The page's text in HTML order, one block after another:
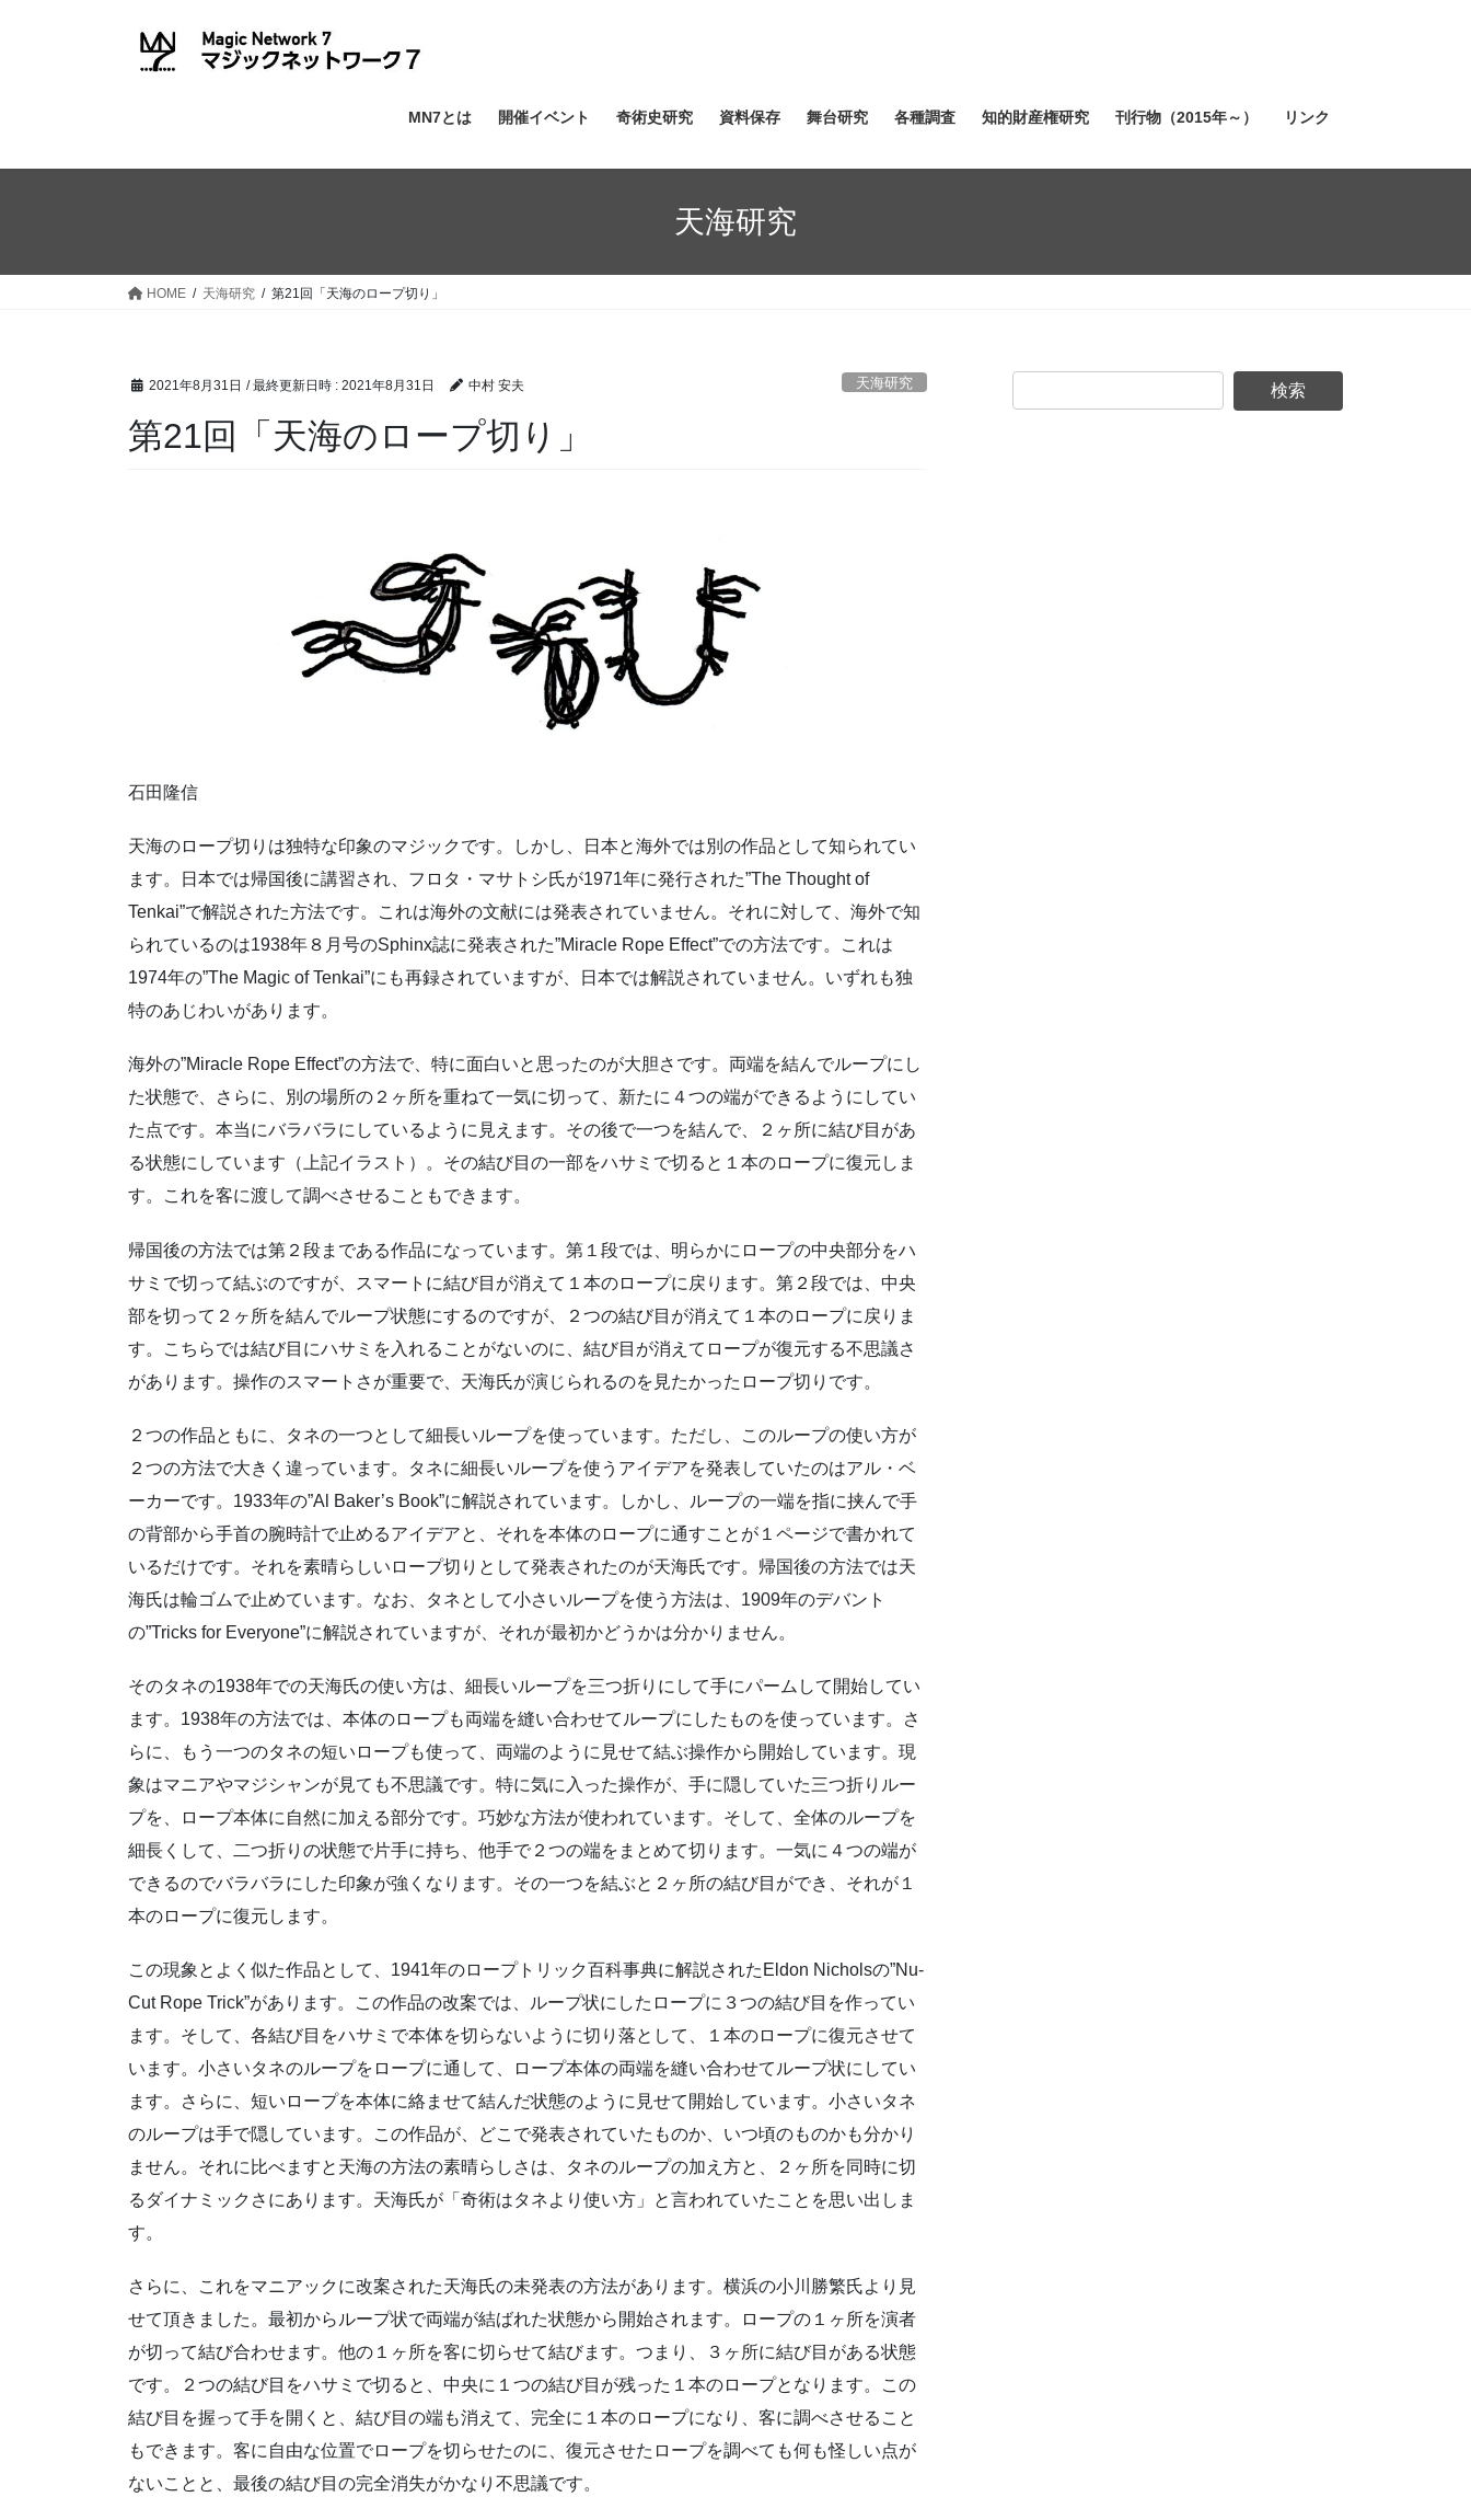
ス
ン
MN7とは 開催イベント 奇術史研究 資料保存 舞台研究 各種調査 知的財産権研究 刊行物（2015年～） リンク
天海研究
HOME 天海研究 第21回「天海のロープ切り」
2021年8月31日 / 最終更新日時 : 2021年8月31日 中村 安夫 天海研究
第21回「天海のロープ切り」
石田隆信
天海のロープ切りは独特な印象のマジックです。しかし、日本と海外では別の作品として知られてい
ます。日本では帰国後に講習され、フロタ・マサトシ氏が1971年に発行された”The Thought of
Tenkai”で解説された方法です。これは海外の文献には発表されていません。それに対して、海外で知
られているのは1938年８月号のSphinx誌に発表された”Miracle Rope Effect”での方法です。これは
1974年の”The Magic of Tenkai”にも再録されていますが、日本では解説されていません。いずれも独
特のあじわいがあります。
海外の”Miracle Rope Effect”の方法で、特に面白いと思ったのが大胆さです。両端を結んでループにし
た状態で、さらに、別の場所の２ヶ所を重ねて一気に切って、新たに４つの端ができるようにしてい
た点です。本当にバラバラにしているように見えます。その後で一つを結んで、２ヶ所に結び目があ
る状態にしています（上記イラスト）。その結び目の一部をハサミで切ると１本のロープに復元しま
す。これを客に渡して調べさせることもできます。
帰国後の方法では第２段まである作品になっています。第１段では、明らかにロープの中央部分をハ
サミで切って結ぶのですが、スマートに結び目が消えて１本のロープに戻ります。第２段では、中央
部を切って２ヶ所を結んでループ状態にするのですが、２つの結び目が消えて１本のロープに戻りま
す。こちらでは結び目にハサミを入れることがないのに、結び目が消えてロープが復元する不思議さ
があります。操作のスマートさが重要で、天海氏が演じられるのを見たかったロープ切りです。
２つの作品ともに、タネの一つとして細長いループを使っています。ただし、このループの使い方が
２つの方法で大きく違っています。タネに細長いループを使うアイデアを発表していたのはアル・ベ
ーカーです。1933年の”Al Baker’s Book”に解説されています。しかし、ループの一端を指に挟んで手
の背部から手首の腕時計で止めるアイデアと、それを本体のロープに通すことが１ページで書かれて
いるだけです。それを素晴らしいロープ切りとして発表されたのが天海氏です。帰国後の方法では天
海氏は輪ゴムで止めています。なお、タネとして小さいループを使う方法は、1909年のデバント
の”Tricks for Everyone”に解説されていますが、それが最初かどうかは分かりません。
そのタネの1938年での天海氏の使い方は、細長いループを三つ折りにして手にパームして開始してい
ます。1938年の方法では、本体のロープも両端を縫い合わせてループにしたものを使っています。さ
らに、もう一つのタネの短いロープも使って、両端のように見せて結ぶ操作から開始しています。現
象はマニアやマジシャンが見ても不思議です。特に気に入った操作が、手に隠していた三つ折りルー
プを、ロープ本体に自然に加える部分です。巧妙な方法が使われています。そして、全体のループを
細長くして、二つ折りの状態で片手に持ち、他手で２つの端をまとめて切ります。一気に４つの端が
できるのでバラバラにした印象が強くなります。その一つを結ぶと２ヶ所の結び目ができ、それが１
本のロープに復元します。
この現象とよく似た作品として、1941年のロープトリック百科事典に解説されたEldon Nicholsの”Nu-
Cut Rope Trick”があります。この作品の改案では、ループ状にしたロープに３つの結び目を作ってい
ます。そして、各結び目をハサミで本体を切らないように切り落として、１本のロープに復元させて
います。小さいタネのループをロープに通して、ロープ本体の両端を縫い合わせてループ状にしてい
ます。さらに、短いロープを本体に絡ませて結んだ状態のように見せて開始しています。小さいタネ
のループは手で隠しています。この作品が、どこで発表されていたものか、いつ頃のものかも分かり
ません。それに比べますと天海の方法の素晴らしさは、タネのループの加え方と、２ヶ所を同時に切
るダイナミックさにあります。天海氏が「奇術はタネより使い方」と言われていたことを思い出しま
す。
さらに、これをマニアックに改案された天海氏の未発表の方法があります。横浜の小川勝繁氏より見
せて頂きました。最初からループ状で両端が結ばれた状態から開始されます。ロープの１ヶ所を演者
が切って結び合わせます。他の１ヶ所を客に切らせて結びます。つまり、３ヶ所に結び目がある状態
です。２つの結び目をハサミで切ると、中央に１つの結び目が残った１本のロープとなります。この
結び目を握って手を開くと、結び目の端も消えて、完全に１本のロープになり、客に調べさせること
もできます。客に自由な位置でロープを切らせたのに、復元させたロープを調べても何も怪しい点が
ないことと、最後の結び目の完全消失がかなり不思議です。